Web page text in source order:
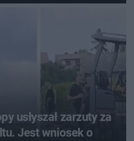
rodzinny
usłyszał zarzuty za
Jest wniosek o